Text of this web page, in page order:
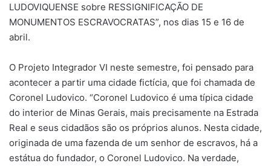
LUDOVIQUENSE sobre RESSIGNIFICAÇÃO DE
MONUMENTOS ESCRAVOCRATAS”, nos dias 15 e 16 de
abril.
O Projeto Integrador VI neste semestre, foi pensado para
acontecer a partir uma cidade fictícia, que foi chamada de
Coronel Ludovico. “Coronel Ludovico é uma típica cidade
do interior de Minas Gerais, mais precisamente na Estrada
Real e seus cidadãos são os próprios alunos. Nesta cidade,
originada de uma fazenda de um senhor de escravos, há a
estátua do fundador, o Coronel Ludovico. Na verdade,